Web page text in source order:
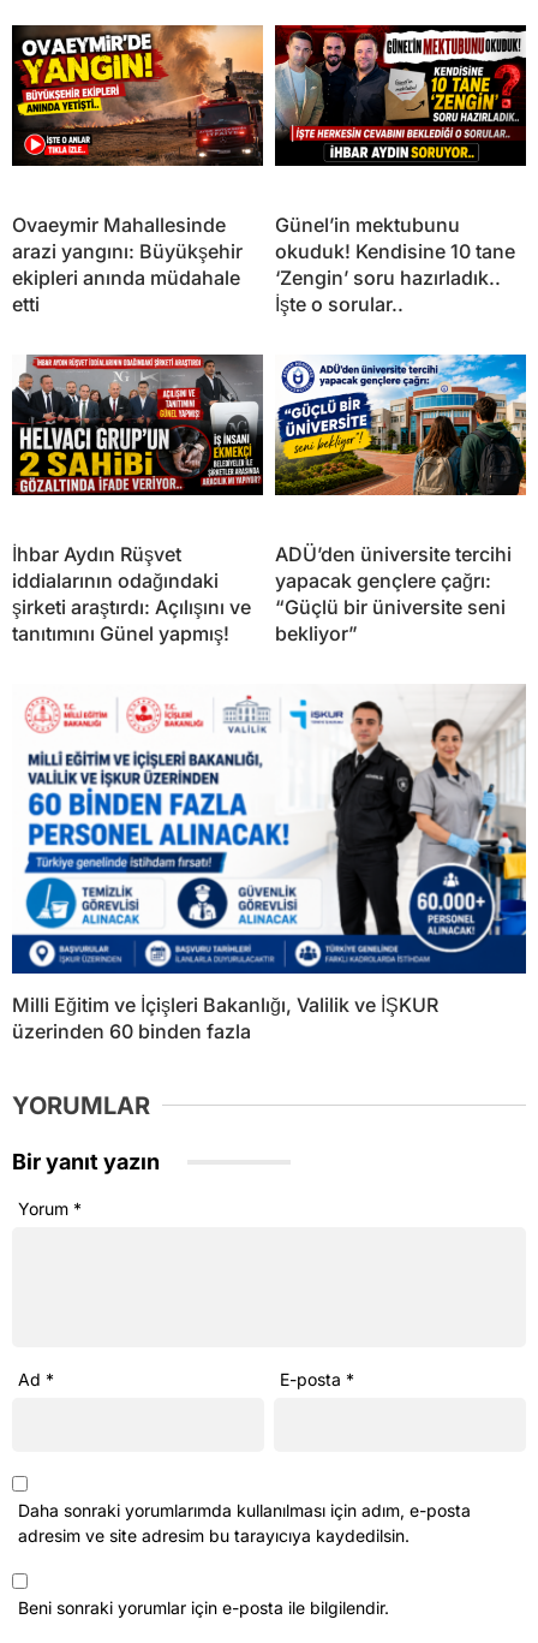
Ovaeymir Mahallesinde
arazi yangını: Büyükşehir
ekipleri anında müdahale
etti
Günel’in mektubunu
okuduk! Kendisine 10 tane
‘Zengin’ soru hazırladık..
İşte o sorular..
İhbar Aydın Rüşvet
iddialarının odağındaki
şirketi araştırdı: Açılışını ve
tanıtımını Günel yapmış!
ADÜ’den üniversite tercihi
yapacak gençlere çağrı:
“Güçlü bir üniversite seni
bekliyor”
Milli Eğitim ve İçişleri Bakanlığı, Valilik ve İŞKUR
üzerinden 60 binden fazla
YORUMLAR
Bir yanıt yazın
Yorum *
Ad * E-posta *
Daha sonraki yorumlarımda kullanılması için adım, e-posta
adresim ve site adresim bu tarayıcıya kaydedilsin.
Beni sonraki yorumlar için e-posta ile bilgilendir.